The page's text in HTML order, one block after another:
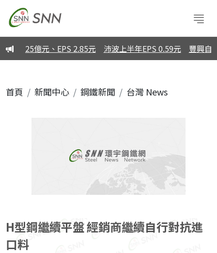
125億元、EPS 2.85元 沛波上半年EPS 0.59元 豐興自結
首頁 新聞中心 鋼鐵新聞 台灣 News
H型鋼繼續平盤 經銷商繼續自行對抗進
口料